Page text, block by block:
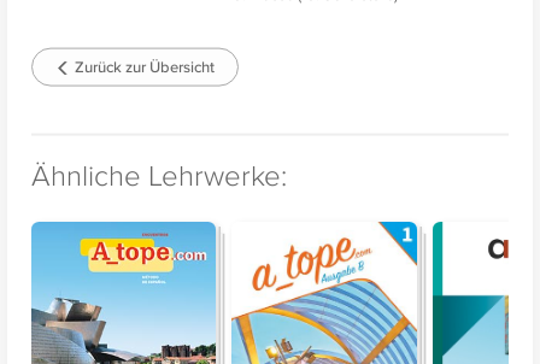
Zurück zur Übersicht
Ähnliche Lehrwerke: